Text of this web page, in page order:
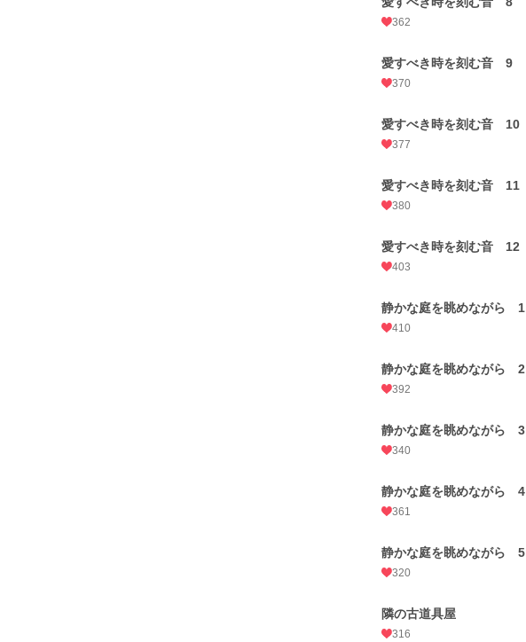
362
愛すべき時を刻む音 9
370
愛すべき時を刻む音 10
377
愛すべき時を刻む音 11
380
愛すべき時を刻む音 12
403
静かな庭を眺めながら 1
410
静かな庭を眺めながら 2
392
静かな庭を眺めながら 3
340
静かな庭を眺めながら 4
361
静かな庭を眺めながら 5
320
隣の古道具屋
316